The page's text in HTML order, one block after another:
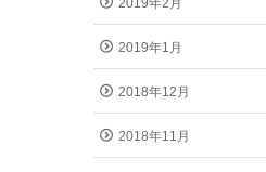
2019年2月
2019年1月
2018年12月
2018年11月